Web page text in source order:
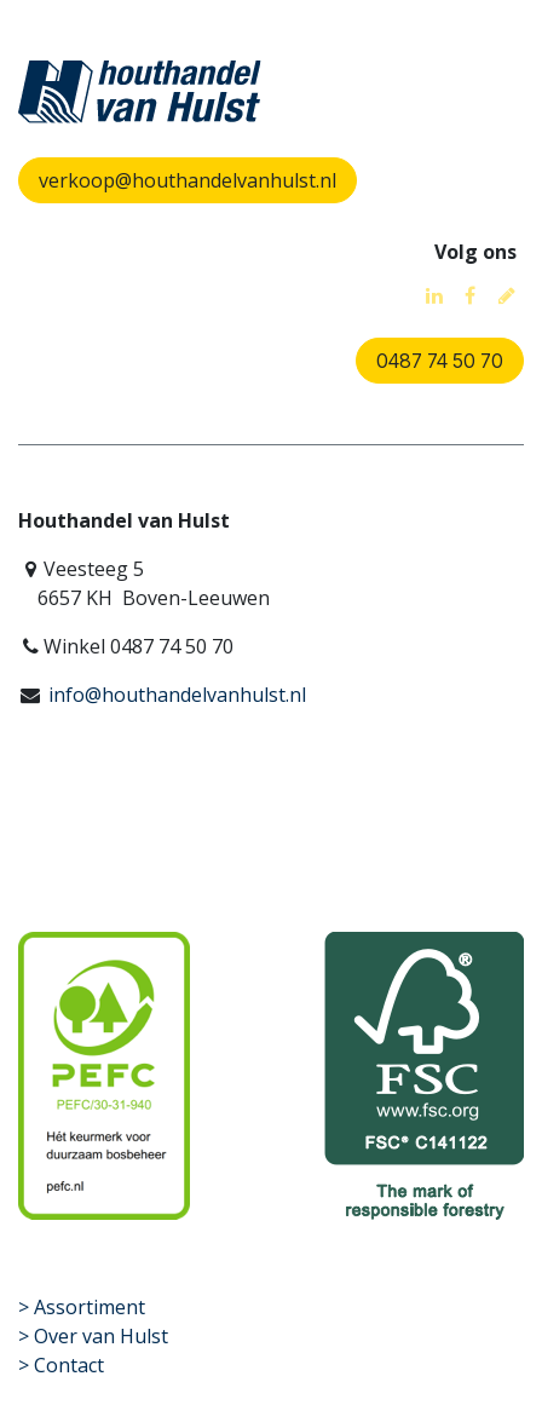
verkoop@houthandelvanhulst.nl
Volg ons
0487 74 50 70
Houthandel van Hulst
Veesteeg 5
6657 KH Boven-Leeuwen
Winkel 0487 74 50 70
info@houthandelvanhulst.nl
​>Assortiment
> Over van Hulst
> Contact